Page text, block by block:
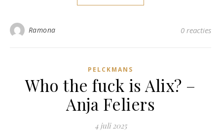
Ramona 0 reacties
PELCKMANS
Who the fuck is Alix? –
Anja Feliers
4 juli 2025